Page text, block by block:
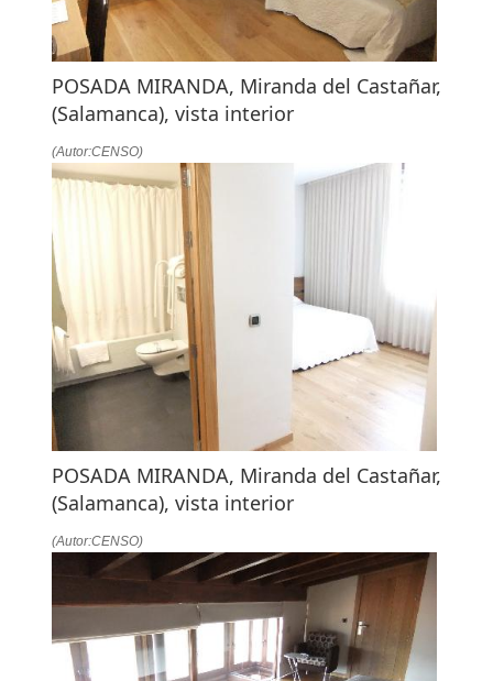
POSADA MIRANDA, Miranda del Castañar,
(Salamanca), vista interior
(Autor:CENSO)
POSADA MIRANDA, Miranda del Castañar,
(Salamanca), vista interior
(Autor:CENSO)